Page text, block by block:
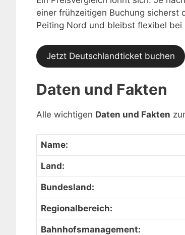
einer frühzeitigen Buchung
Peiting Nord und bleibst flexibel bei
Jetzt Deutschlandticket buchen
Daten und Fakten
Alle wichtigen Daten und Fakten
Name:
Land:
Bundesland:
Regionalbereich:
Bahnhofsmanagement: